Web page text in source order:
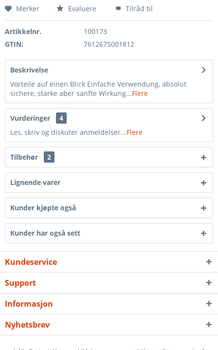
Merker Evaluere Tilråd til
Artikkelnr.
100173
GTIN:
7612675001812
Beskrivelse
Vorteile auf einen Blick Einfache Verwendung, absolut
sichere, starke aber sanfte Wirkung...Flere
Vurderinger
4
Les, skriv og diskuter anmeldelser...Flere
Tilbehør 2
Lignende varer
Kunder kjøpte også
Kunder har også sett
Kundeservice
Support
Informasjon
Nyhetsbrev